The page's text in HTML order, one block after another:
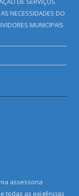
NECESSIDADES DO
MUNICIPAIS
assessoria
todas as exigências